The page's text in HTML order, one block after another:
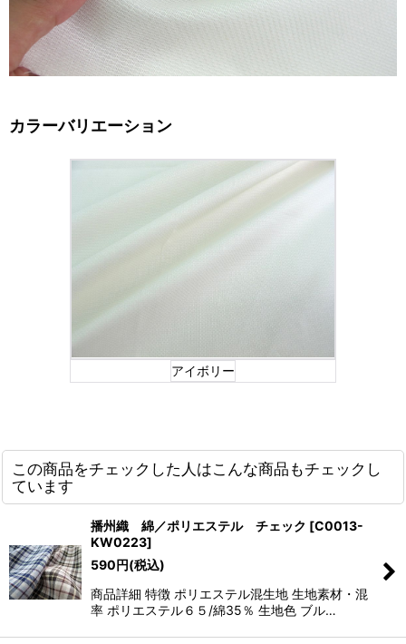
カラーバリエーション
アイボリー
この商品をチェックした人はこんな商品もチェックし
ています
播州織 綿／ポリエステル チェック [C0013-
KW0223]
590円(税込)
商品詳細 特徴 ポリエステル混生地 生地素材・混
率 ポリエステル６５/綿35％ 生地色 ブル…